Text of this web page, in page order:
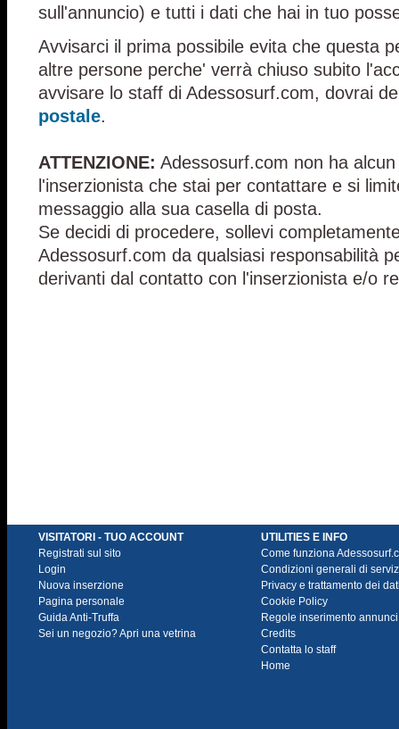
sull'annuncio) e tutti i dati che hai in tuo
Avvisarci il prima possibile evita che questa
altre persone perche' verrà chiuso subito
avvisare lo staff di Adessosurf.com, dovrai
postale.
ATTENZIONE: Adessosurf.com non ha
l'inserzionista che stai per contattare e si
messaggio alla sua casella di posta.
Se decidi di procedere, sollevi
Adessosurf.com da qualsiasi responsabilità
derivanti dal contatto con l'inserzionista e/o
VISITATORI - TUO ACCOUNT
Registrati sul sito
Login
Nuova inserzione
Pagina personale
Guida Anti-Truffa
Sei un negozio? Apri una vetrina
UTILITIES E INFO
Come funziona
Condizioni generali di
Privacy e trattamento dei
Cookie Policy
Regole inserimento annunci
Credits
Contatta lo staff
Home